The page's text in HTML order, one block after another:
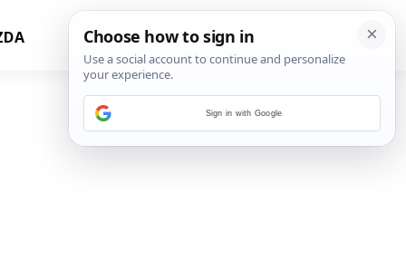
Sign in with Google